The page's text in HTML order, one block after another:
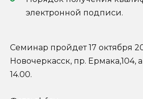
электронной подписи.
Семинар пройдет 17 октября
Новочеркасск, пр. Ермака,104,
14.00.